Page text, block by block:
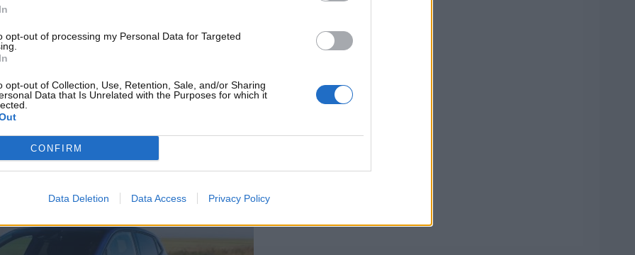
opt-out of processing my Personal Data for Targeted
opt-out of Collection, Use, Retention, Sale, and/or Sharing
Data that Is Unrelated with the Purposes for which it
CONFIRM
Data Deletion Data Access Privacy Policy
ha subito un cambiamento significativo nelle
che ha dominato le vendite negli ultimi cinque anni, sta
dalle statistiche di vendita di aprile 2025, rivelando una